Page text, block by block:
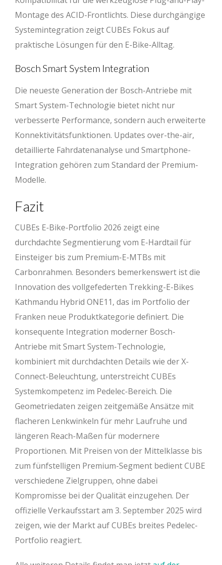
Montage des ACID-Frontlichts. Diese durchgängige
Systemintegration zeigt CUBEs Fokus auf
praktische Lösungen für den E-Bike-Alltag.
Bosch Smart System Integration
Die neueste Generation der Bosch-Antriebe mit
Smart System-Technologie bietet nicht nur
verbesserte Performance, sondern auch erweiterte
Konnektivitätsfunktionen. Updates over-the-air,
detaillierte Fahrdatenanalyse und Smartphone-
Integration gehören zum Standard der Premium-
Modelle.
Fazit
CUBEs E-Bike-Portfolio 2026 zeigt eine
durchdachte Segmentierung vom E-Hardtail für
Einsteiger bis zum Premium-E-MTBs mit
Carbonrahmen. Besonders bemerkenswert ist die
Innovation des vollgefederten Trekking-E-Bikes
Kathmandu Hybrid ONE11, das im Portfolio der
Franken neue Produktkategorie definiert. Die
konsequente Integration moderner Bosch-
Antriebe mit Smart System-Technologie,
kombiniert mit durchdachten Details wie der X-
Connect-Beleuchtung, unterstreicht CUBEs
Systemkompetenz im Pedelec-Bereich. Die
Geometriedaten zeigen zeitgemäße Ansätze mit
flacheren Lenkwinkeln für mehr Laufruhe und
längeren Reach-Maßen für modernere
Proportionen. Mit Preisen von der Mittelklasse bis
zum fünfstelligen Premium-Segment bedient CUBE
verschiedene Zielgruppen, ohne dabei
Kompromisse bei der Qualität einzugehen. Der
offizielle Verkaufsstart am 3. September 2025 wird
zeigen, wie der Markt auf CUBEs breites Pedelec-
Portfolio reagiert.